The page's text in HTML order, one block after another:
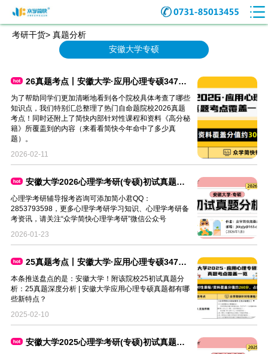
考研干货> 真题分析
安徽大学专硕
26真题考点丨安徽大学·应用心理专硕347真题考点覆盖一览
为了帮助同学们更加清晰地看到各个院校具体考查了哪些
知识点，我们特别汇总整理了热门自命题院校2026真题
考点！同时还附上了简快内部针对性课程和资料《高分秘
籍》所覆盖到的内容（来看看简快今年命中了多少真
题）。
2026-02-11
安徽大学2026心理学考研(专硕)初试真题分析
心理学考研辅导报考咨询可添加简小君QQ：
2853793598，更多心理学考研学习知识、心理学考研备
考资讯，请关注“众学简快心理学考研”微信公众号
2026-01-23
25真题考点丨安徽大学·应用心理专硕347真题考点覆盖一览
本条推送盘点的是：安徽大学！附该院校25初试真题分
析：25真题深度分析 | 安徽大学应用心理专硕真题都有哪
些新特点？
2025-02-10
安徽大学2025心理学考研(专硕)初试真题分析